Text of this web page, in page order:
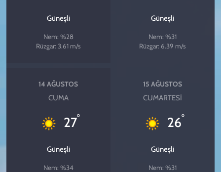
Güneşli
Nem: %28
Rüzgar: 3.61 m/s
Güneşli
Nem: %31
Rüzgar: 6.39 m/s
14 AĞUSTOS
CUMA
27°
Güneşli
Nem: %34
15 AĞUSTOS
CUMARTESI
26°
Güneşli
Nem: %31